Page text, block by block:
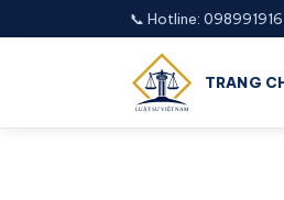
📞 Hotline:
TRANG